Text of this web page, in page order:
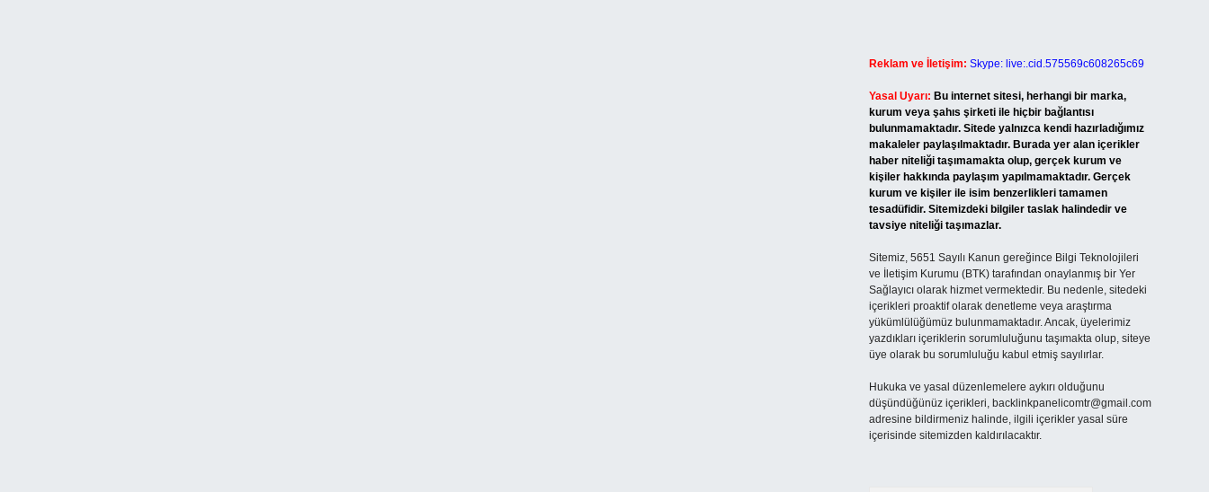
Reklam ve İletişim: Skype: live:.cid.575569c608265c69
Yasal Uyarı: Bu internet sitesi, herhangi bir marka,
kurum veya şahıs şirketi ile hiçbir bağlantısı
bulunmamaktadır. Sitede yalnızca kendi hazırladığımız
makaleler paylaşılmaktadır. Burada yer alan içerikler
haber niteliği taşımamakta olup, gerçek kurum ve
kişiler hakkında paylaşım yapılmamaktadır. Gerçek
kurum ve kişiler ile isim benzerlikleri tamamen
tesadüfidir. Sitemizdeki bilgiler taslak halindedir ve
tavsiye niteliği taşımazlar.
Sitemiz, 5651 Sayılı Kanun gereğince Bilgi Teknolojileri
ve İletişim Kurumu (BTK) tarafından onaylanmış bir Yer
Sağlayıcı olarak hizmet vermektedir. Bu nedenle, sitedeki
içerikleri proaktif olarak denetleme veya araştırma
yükümlülüğümüz bulunmamaktadır. Ancak, üyelerimiz
yazdıkları içeriklerin sorumluluğunu taşımakta olup, siteye
üye olarak bu sorumluluğu kabul etmiş sayılırlar.
Hukuka ve yasal düzenlemelere aykırı olduğunu
düşündüğünüz içerikleri, backlinkpanelicomtr@gmail.com
adresine bildirmeniz halinde, ilgili içerikler yasal süre
içerisinde sitemizden kaldırılacaktır.